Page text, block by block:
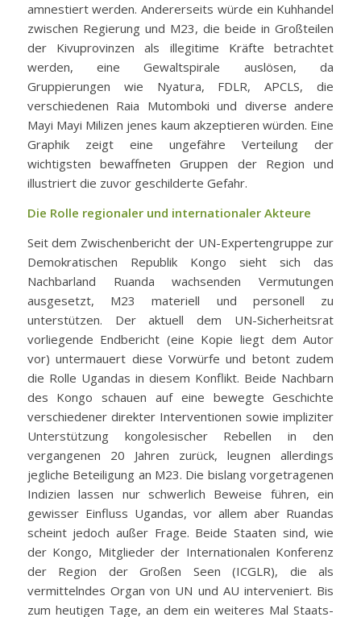
amnestiert werden. Andererseits würde ein Kuhhandel
zwischen Regierung und M23, die beide in Großteilen
der Kivuprovinzen als illegitime Kräfte betrachtet
werden, eine Gewaltspirale auslösen, da
Gruppierungen wie Nyatura, FDLR, APCLS, die
verschiedenen Raia Mutomboki und diverse andere
Mayi Mayi Milizen jenes kaum akzeptieren würden. Eine
Graphik zeigt eine ungefähre Verteilung der
wichtigsten bewaffneten Gruppen der Region und
illustriert die zuvor geschilderte Gefahr.
Die Rolle regionaler und internationaler Akteure
Seit dem Zwischenbericht der UN-Expertengruppe zur
Demokratischen Republik Kongo sieht sich das
Nachbarland Ruanda wachsenden Vermutungen
ausgesetzt, M23 materiell und personell zu
unterstützen. Der aktuell dem UN-Sicherheitsrat
vorliegende Endbericht (eine Kopie liegt dem Autor
vor) untermauert diese Vorwürfe und betont zudem
die Rolle Ugandas in diesem Konflikt. Beide Nachbarn
des Kongo schauen auf eine bewegte Geschichte
verschiedener direkter Interventionen sowie impliziter
Unterstützung kongolesischer Rebellen in den
vergangenen 20 Jahren zurück, leugnen allerdings
jegliche Beteiligung an M23. Die bislang vorgetragenen
Indizien lassen nur schwerlich Beweise führen, ein
gewisser Einfluss Ugandas, vor allem aber Ruandas
scheint jedoch außer Frage. Beide Staaten sind, wie
der Kongo, Mitglieder der Internationalen Konferenz
der Region der Großen Seen (ICGLR), die als
vermittelndes Organ von UN und AU interveniert. Bis
zum heutigen Tage, an dem ein weiteres Mal Staats-